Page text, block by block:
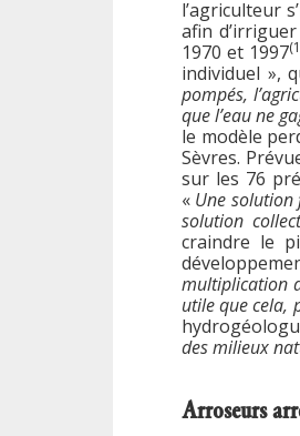
l’agriculteur
afin
1970 et 1997
individuel »,
pompés,
que l’eau ne
le modèle
Sèvres.
sur les 76
« Une solution
solution
craindre le
multiplication
utile que cela,
des milieux
Arroseurs